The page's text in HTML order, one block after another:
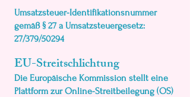
Umsatzsteuer-Identifikationsnummer
gemäß § 27 a Umsatzsteuergesetz:
27/379/50294
EU-Streitschlichtung
Die Europäische Kommission stellt eine
Plattform zur Online-Streitbeilegung (OS)